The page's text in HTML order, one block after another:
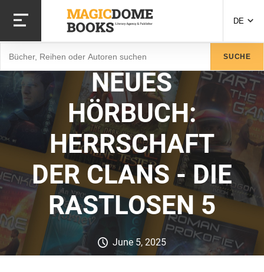
zum
Inhalt
DE
SUCHE
NEUES
HÖRBUCH:
HERRSCHAFT
DER CLANS - DIE
RASTLOSEN 5
June 5, 2025